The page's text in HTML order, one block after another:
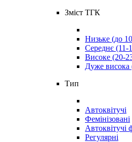
Зміст ТГК
Низьке (до
Середнє (11-
Високе (20-
Дуже висока
Тип
Автоквітучі
Фемінізовані
Автоквітучі
Регулярні